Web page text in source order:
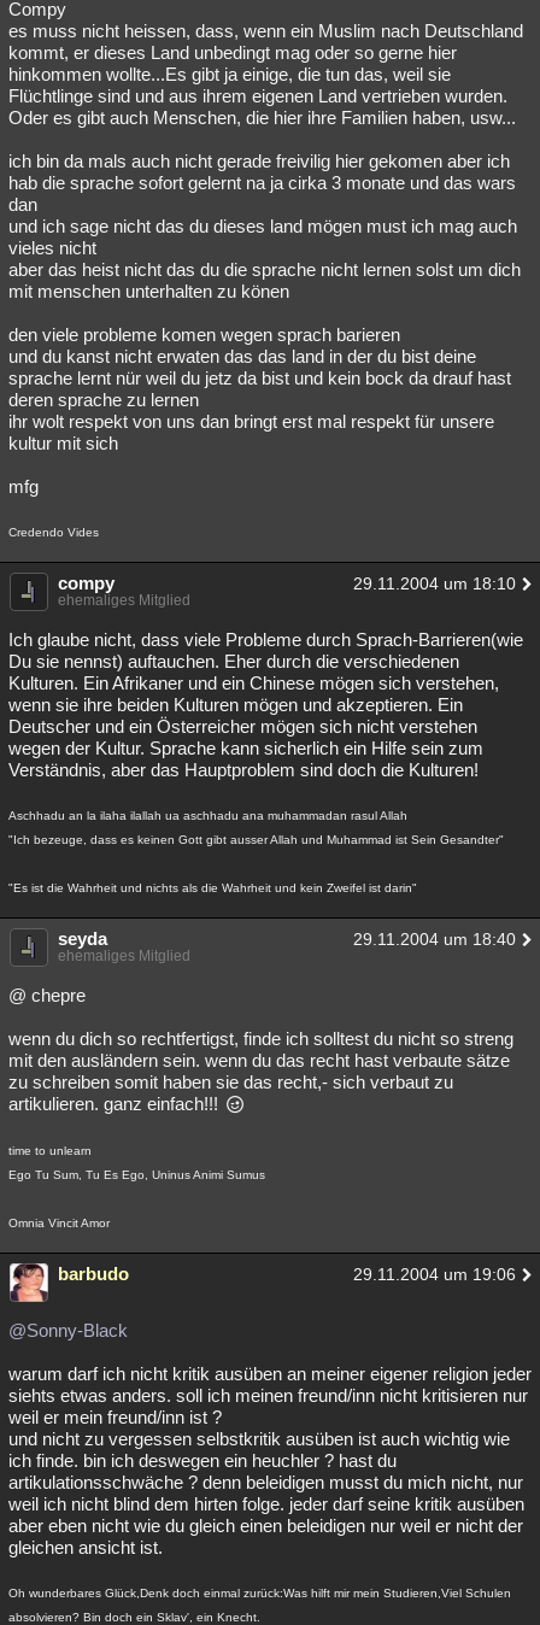
Compy
es muss nicht heissen, dass, wenn ein Muslim nach Deutschland
kommt, er dieses Land unbedingt mag oder so gerne hier
hinkommen wollte...Es gibt ja einige, die tun das, weil sie
Flüchtlinge sind und aus ihrem eigenen Land vertrieben wurden.
Oder es gibt auch Menschen, die hier ihre Familien haben, usw...
ich bin da mals auch nicht gerade freivilig hier gekomen aber ich
hab die sprache sofort gelernt na ja cirka 3 monate und das wars
dan
und ich sage nicht das du dieses land mögen must ich mag auch
vieles nicht
aber das heist nicht das du die sprache nicht lernen solst um dich
mit menschen unterhalten zu könen
den viele probleme komen wegen sprach barieren
und du kanst nicht erwaten das das land in der du bist deine
sprache lernt nür weil du jetz da bist und kein bock da drauf hast
deren sprache zu lernen
ihr wolt respekt von uns dan bringt erst mal respekt für unsere
kultur mit sich
mfg
Credendo Vides
compy 29.11.2004 um 18:10
ehemaliges Mitglied
Ich glaube nicht, dass viele Probleme durch Sprach-Barrieren(wie
Du sie nennst) auftauchen. Eher durch die verschiedenen
Kulturen. Ein Afrikaner und ein Chinese mögen sich verstehen,
wenn sie ihre beiden Kulturen mögen und akzeptieren. Ein
Deutscher und ein Österreicher mögen sich nicht verstehen
wegen der Kultur. Sprache kann sicherlich ein Hilfe sein zum
Verständnis, aber das Hauptproblem sind doch die Kulturen!
Aschhadu an la ilaha ilallah ua aschhadu ana muhammadan rasul Allah
"Ich bezeuge, dass es keinen Gott gibt ausser Allah und Muhammad ist Sein Gesandter"
"Es ist die Wahrheit und nichts als die Wahrheit und kein Zweifel ist darin"
seyda 29.11.2004 um 18:40
ehemaliges Mitglied
@ chepre
wenn du dich so rechtfertigst, finde ich solltest du nicht so streng
mit den ausländern sein. wenn du das recht hast verbaute sätze
zu schreiben somit haben sie das recht,- sich verbaut zu
artikulieren. ganz einfach!!!
time to unlearn
Ego Tu Sum, Tu Es Ego, Uninus Animi Sumus
Omnia Vincit Amor
barbudo 29.11.2004 um 19:06
@Sonny-Black
warum darf ich nicht kritik ausüben an meiner eigener religion jeder
siehts etwas anders. soll ich meinen freund/inn nicht kritisieren nur
weil er mein freund/inn ist ?
und nicht zu vergessen selbstkritik ausüben ist auch wichtig wie
ich finde. bin ich deswegen ein heuchler ? hast du
artikulationsschwäche ? denn beleidigen musst du mich nicht, nur
weil ich nicht blind dem hirten folge. jeder darf seine kritik ausüben
aber eben nicht wie du gleich einen beleidigen nur weil er nicht der
gleichen ansicht ist.
Oh wunderbares Glück,Denk doch einmal zurück:Was hilft mir mein Studieren,Viel Schulen
absolvieren? Bin doch ein Sklav', ein Knecht.